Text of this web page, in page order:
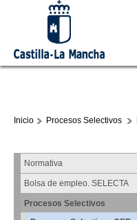
Inicio Procesos Selectivos
Normativa
Bolsa de empleo. SELECTA
Procesos Selectivos